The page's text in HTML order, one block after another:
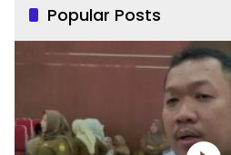
Popular Posts